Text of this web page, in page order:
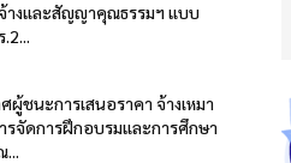
งและสัญญาคุณธรรมฯ แบบ
.2...
ผู้ชนะการเสนอราคา จ้างเหมา
รจัดการฝึกอบรมและการศึกษา
...